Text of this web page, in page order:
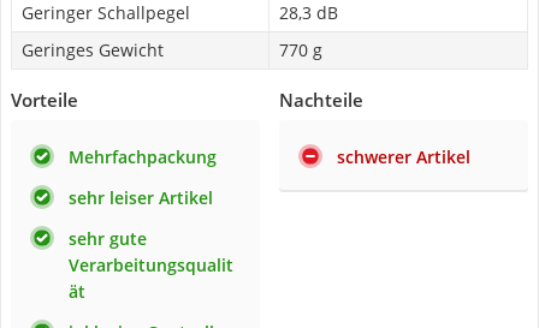
Geringer Schallpegel
28,3 dB
Geringes Gewicht
770 g
Vorteile
Mehrfachpackung
sehr leiser Artikel
sehr gute
Verarbeitungsqualit
ät
Nachteile
schwerer Artikel